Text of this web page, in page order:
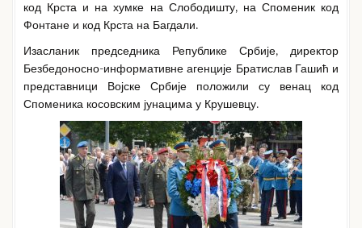
код Крста и на хумке на Слободишту, на Споменик код
Фонтане и код Крста на Багдали.
Изасланик председника Републике Србије, директор
Безбедоносно-информативне агенције Братислав Гашић и
представници Војске Србије положили су венац код
Споменика косовским јунацима у Крушевцу.